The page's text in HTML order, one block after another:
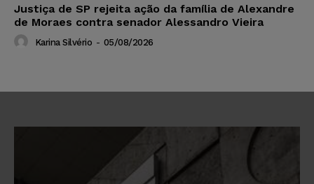
Justiça de SP rejeita ação da família de Alexandre
de Moraes contra senador Alessandro Vieira
Karina Silvério - 05/08/2026